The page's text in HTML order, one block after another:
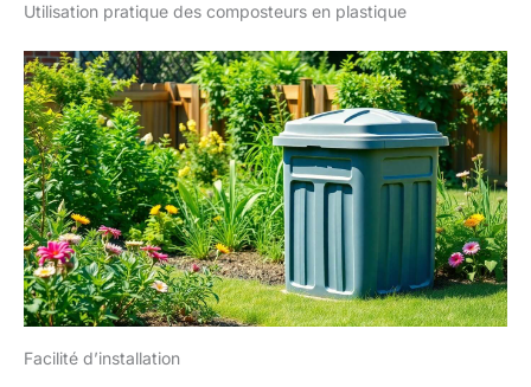
Utilisation pratique des composteurs en plastique
Facilité d’installation